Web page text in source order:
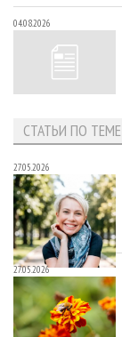
04.08.2026
СТАТЬИ ПО ТЕМЕ
27.05.2026
27.05.2026